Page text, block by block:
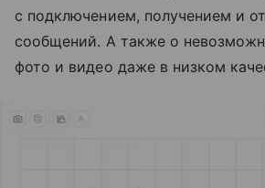
с подключением, получением и
сообщений. А также о
фото и видео даже в низком